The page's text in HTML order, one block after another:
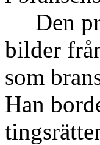
Den
bilder
som
Han